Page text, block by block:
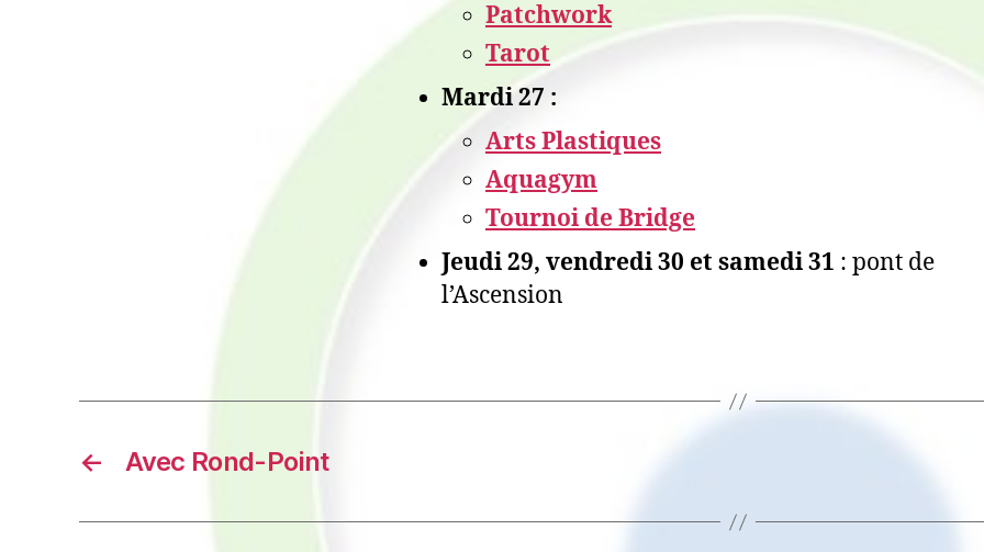
Patchwork
Tarot
Mardi 27 :
Arts Plastiques
Aquagym
Tournoi de Bridge
Jeudi 29, vendredi 30 et samedi 31 : pont de
l’Ascension
← Avec Rond-Point